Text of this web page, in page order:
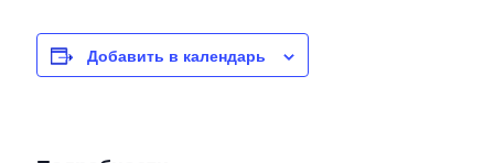
Добавить в календарь